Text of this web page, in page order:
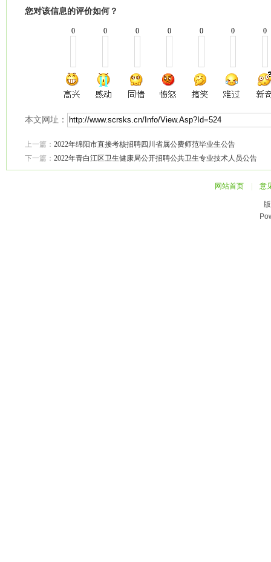
您对该信息的评价如何？
0 0 0 0 0 0 0
本文网址：
上一篇： 2022年绵阳市直接考核招聘四川省属公费师范毕业生公告
下一篇： 2022年青白江区卫生健康局公开招聘公共卫生专业技术人员公告
网站首页 意